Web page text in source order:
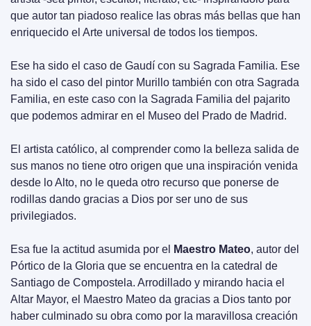
que autor tan piadoso realice las obras más bellas que han
enriquecido el Arte universal de todos los tiempos.
Ese ha sido el caso de Gaudí con su Sagrada Familia. Ese
ha sido el caso del pintor Murillo también con otra Sagrada
Familia, en este caso con la Sagrada Familia del pajarito
que podemos admirar en el Museo del Prado de Madrid.
El artista católico, al comprender como la belleza salida de
sus manos no tiene otro origen que una inspiración venida
desde lo Alto, no le queda otro recurso que ponerse de
rodillas dando gracias a Dios por ser uno de sus
privilegiados.
Esa fue la actitud asumida por el Maestro Mateo, autor del
Pórtico de la Gloria que se encuentra en la catedral de
Santiago de Compostela. Arrodillado y mirando hacia el
Altar Mayor, el Maestro Mateo da gracias a Dios tanto por
haber culminado su obra como por la maravillosa creación